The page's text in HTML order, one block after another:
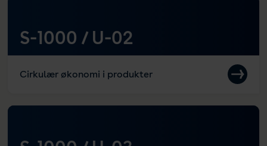
S-1000 / U-02
Cirkulær økonomi i produkter